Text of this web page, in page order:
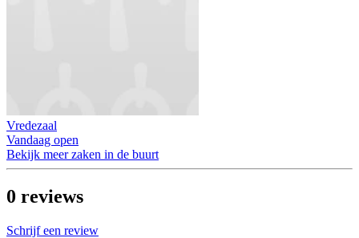
Vredezaal
Vandaag open
Bekijk meer zaken in de buurt
0 reviews
Schrijf een review